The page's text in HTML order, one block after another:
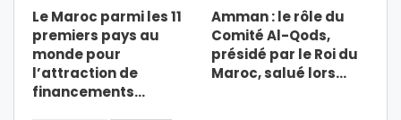
Le Maroc parmi les 11
premiers pays au
monde pour
l’attraction de
financements…
Amman : le rôle du
Comité Al-Qods,
présidé par le Roi du
Maroc, salué lors…